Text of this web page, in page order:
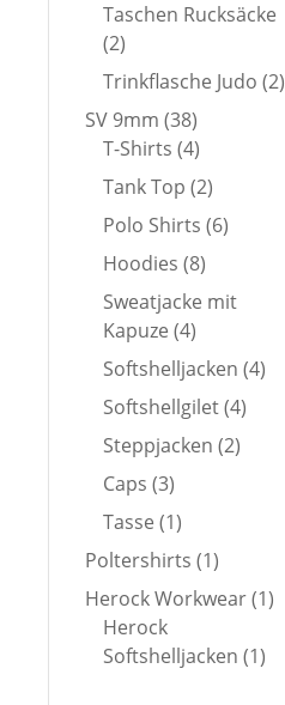
Taschen Rucksäcke
22
Produkte
Trinkflasche Judo 22
SV 9mm 3838
Produkte
T-Shirts 44
Produkte
Tank Top 22
Produkte
Polo Shirts 66
Hoodies 88
Produkte
Sweatjacke mit
Kapuze 44
Produkte
Softshelljacken 44
Softshellgilet 44
Steppjacken 22
Caps 33
Produkte
Tasse 11
Produkt
Poltershirts 11
Produkt
Herock Workwear 11
Herock
Softshelljacken 11